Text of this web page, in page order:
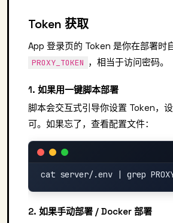
Token 获取
App 登录页的 Token 是你在部署时
PROXY_TOKEN ，相当于访问密码。
1. 如果用一键脚本部署
脚本会交互式引导你设置 Token，
可。如果忘了，查看配置文件：
2. 如果手动部署 / Docker 部署